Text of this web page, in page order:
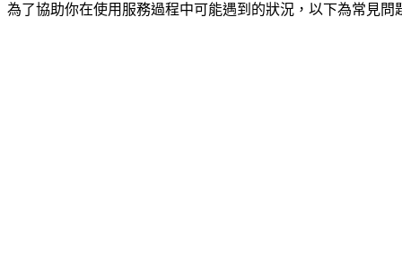
為了協助你在使用服務過程中可能遇到的狀況，以下為常見問